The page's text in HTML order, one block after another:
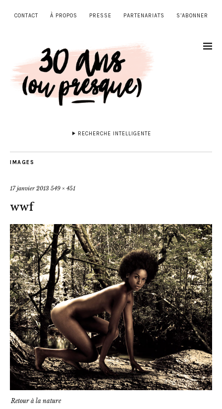
CONTACT À PROPOS PRESSE PARTENARIATS S’ABONNER
RECHERCHE INTELLIGENTE
IMAGES
17 janvier 2013 549 × 451
wwf
Retour à la nature